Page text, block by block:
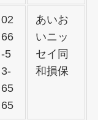
02
66
-5
3-
65
65
あいお
いニッ
セイ同
和損保